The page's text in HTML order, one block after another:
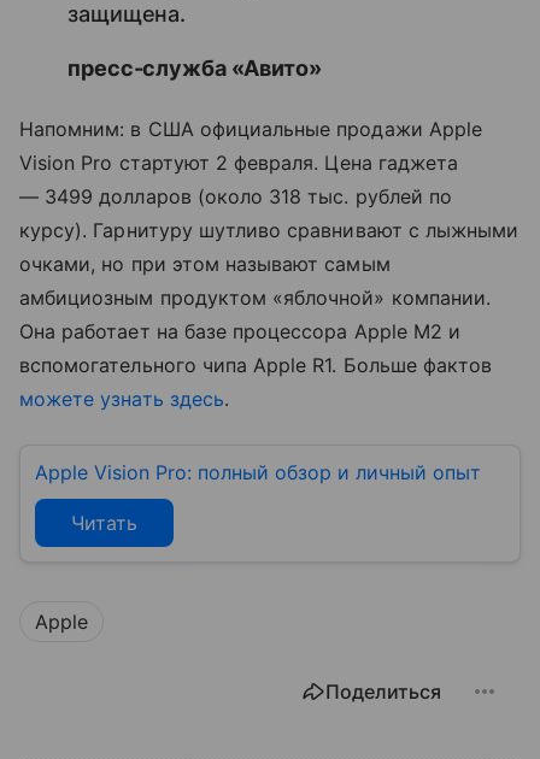
защищена.
пресс-служба «Авито»
Напомним: в США официальные продажи Apple
Vision Pro стартуют 2 февраля. Цена гаджета
— 3499 долларов (около 318 тыс. рублей по
курсу). Гарнитуру шутливо сравнивают с лыжными
очками, но при этом называют самым
амбициозным продуктом «яблочной» компании.
Она работает на базе процессора Apple M2 и
вспомогательного чипа Apple R1. Больше фактов
можете узнать здесь.
Apple Vision Pro: полный обзор и личный опыт
Читать
Apple
Поделиться